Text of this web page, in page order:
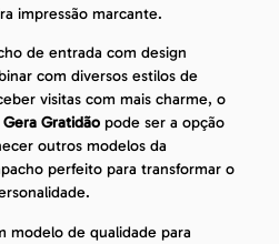
impressão marcante.
de entrada com design
com diversos estilos de
visitas com mais charme, o
Gratidão pode ser a opção
outros modelos da
perfeito para transformar o
modelo de qualidade para